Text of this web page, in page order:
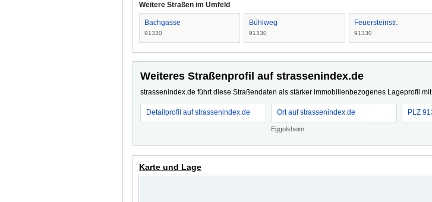
Weitere Straßen im Umfeld
Bachgasse
91330
Bühlweg
91330
Feuersteinstr.
91330
Weiteres Straßenprofil auf strassenindex.de
strassenindex.de führt diese Straßendaten als stärker immobilienbezogenes Lageprofil
Detailprofil auf strassenindex.de Ort auf strassenindex.de
Eggolsheim
PLZ
Karte und Lage